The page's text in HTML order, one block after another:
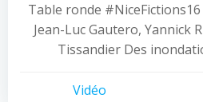
Table ronde
Jean-Luc Gautero, Yannick
Tissandier Des
Vidéo